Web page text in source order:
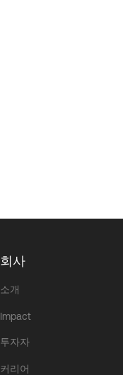
회사
소개
Impact
투자자
커리어